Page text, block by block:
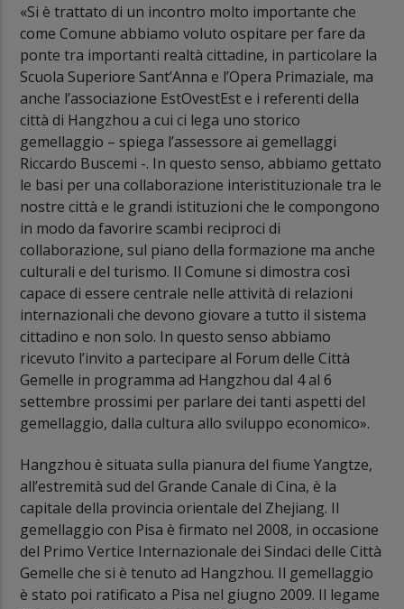
«Si è trattato di un incontro molto importante che
come Comune abbiamo voluto ospitare per fare da
ponte tra importanti realtà cittadine, in particolare la
Scuola Superiore Sant’Anna e l’Opera Primaziale, ma
anche l’associazione EstOvestEst e i referenti della
città di Hangzhou a cui ci lega uno storico
gemellaggio – spiega l’assessore ai gemellaggi
Riccardo Buscemi -. In questo senso, abbiamo gettato
le basi per una collaborazione interistituzionale tra le
nostre città e le grandi istituzioni che le compongono
in modo da favorire scambi reciproci di
collaborazione, sul piano della formazione ma anche
culturali e del turismo. Il Comune si dimostra così
capace di essere centrale nelle attività di relazioni
internazionali che devono giovare a tutto il sistema
cittadino e non solo. In questo senso abbiamo
ricevuto l’invito a partecipare al Forum delle Città
Gemelle in programma ad Hangzhou dal 4 al 6
settembre prossimi per parlare dei tanti aspetti del
gemellaggio, dalla cultura allo sviluppo economico».
Hangzhou è situata sulla pianura del fiume Yangtze,
all’estremità sud del Grande Canale di Cina, è la
capitale della provincia orientale del Zhejiang. Il
gemellaggio con Pisa è firmato nel 2008, in occasione
del Primo Vertice Internazionale dei Sindaci delle Città
Gemelle che si è tenuto ad Hangzhou. Il gemellaggio
è stato poi ratificato a Pisa nel giugno 2009. Il legame